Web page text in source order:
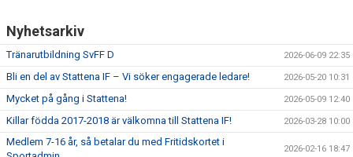
STATTENA CUP
INTRESSEANMÄLAN SOM TRÄNARE/LEDARE
INTRESSEANMÄLAN MEDLEM/SPELARE
Nyhetsarkiv
Tränarutbildning SvFF D 2026-06-09 22:35
Bli en del av Stattena IF – Vi söker engagerade ledare! 2026-05-20 10:31
Mycket på gång i Stattena! 2026-05-09 12:40
Killar födda 2017-2018 är välkomna till Stattena IF! 2026-03-28 10:00
Medlem 7-16 år, så betalar du med Fritidskortet i
2026-02-16 18:47